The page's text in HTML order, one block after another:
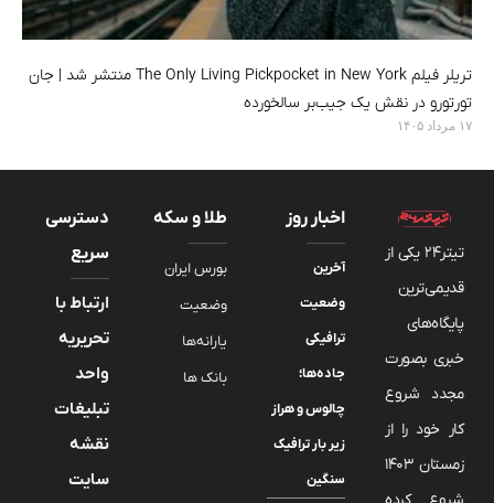
تریلر فیلم The Only Living Pickpocket in New York منتشر شد | جان
تورتورو در نقش یک جیب‌بر سالخورده
۱۷ مرداد ۱۴۰۵
تیتر24 یکی از
قدیمی‌ترین
پایگاه‌های
خبری بصورت
مجدد شروع
کار خود را از
زمستان 1403
اخبار روز
آخرین
وضعیت
ترافیکی
جاده‌ها؛
چالوس و هراز
زیر بار ترافیک
سنگین
طلا و سکه
بورس ایران
وضعیت
یارانه‌ها
بانک ها
دسترسی
سریع
ارتباط با
تحریریه
واحد
تبلیغات
نقشه
سایت